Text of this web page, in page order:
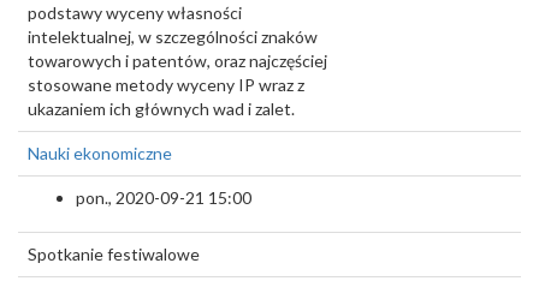
podstawy wyceny własności
intelektualnej, w szczególności znaków
towarowych i patentów, oraz najczęściej
stosowane metody wyceny IP wraz z
ukazaniem ich głównych wad i zalet.
Nauki ekonomiczne
pon., 2020-09-21 15:00
Spotkanie festiwalowe